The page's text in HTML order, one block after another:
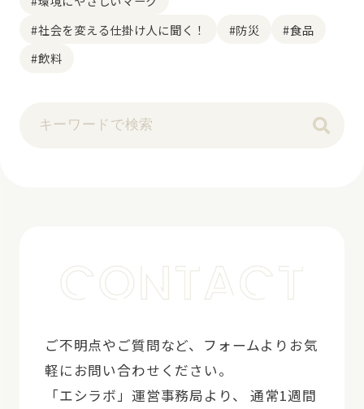
#社会を変える仕掛け人に聞く！
#防災
#食品
#飲料
ご不明点やご質問など、フォームよりお気
軽にお問い合わせください。
「エシラボ」運営事務局より、 通常1週間